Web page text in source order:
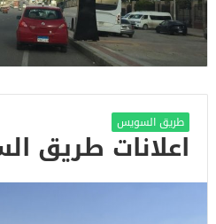
طريق السويس
اعلانات طريق